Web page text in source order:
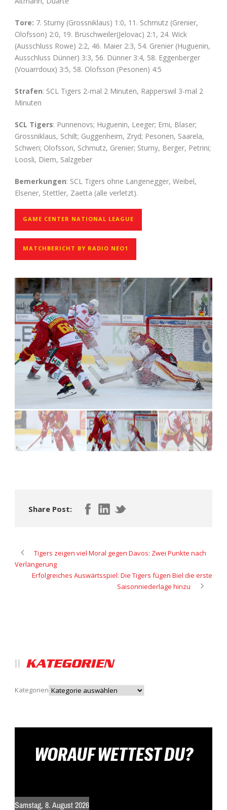
Tore: 7. Sturny (Grossniklaus) 1:0, 11. Schmutz (Grenier,
Olofsson) 2:0, 19. Brüschweiler(Jelovac) 2:1, 24. Wick
(Ausschluss Rowe) 2:2, 46. Maier 2:3, 54. Grenier (Huguenin,
Ausschluss Dünner) 3:3, 56. Dünner 3:4, 58. Eggenberger
(Vouarrdoux) 3:5, 58. Olofsson (Pesonen) 4:5
Strafen: SCL Tigers 2-mal 2 Minuten, Rapperswil 3-mal 2
Minuten
SCL Tigers: Punnenovs; Huguenin, Leeger; Erni, Blaser;
Grossniklaus, Schilt; Guggenheim, Zryd; Pesonen, Saarela,
Schweri; Olofsson, Schmutz, Grenier; Sturny, Berger, Petrini;
Loosli, Diem, Salzgeber
Bemerkungen: SCL Tigers ohne Langenegger, Weibel,
Elsener, Stettler, Zaetta (alle verletzt).
GAME CENTER NATIONAL LEAGUE
MATCHBERICHT BY RADIO NEO1
Share Post:
Tigers zeigen viel Moral gegen Davos: Zwei Punkte nach
Verlängerung
Erfolgreiches Auswärtsspiel: Die Tigers fügen Biel die erste
Saisonniederlage hinzu
KATEGORIEN
Kategorien